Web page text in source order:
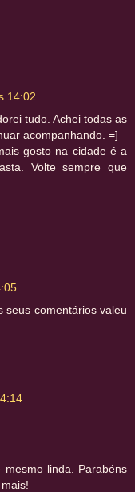
14:02
tudo. Achei todas as
acompanhando. =]
gosto na cidade é a
Volte sempre que
seus comentários valeu
linda. Parabéns